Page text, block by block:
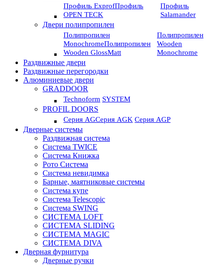
Профиль ExprofПрофиль
OPEN TECK
Профиль
Salamander
Двери полипропилен
Полипропилен
MonochromeПолипропилен
Wooden GlossMatt
Полипропилен
Wooden
Monochrome
Раздвижные двери
Раздвижные перегородки
Алюминиевые двери
GRADDOOR
Technoform SYSTEM
PROFIL DOORS
Серия AGСерия AGK Серия AGP
Дверные системы
Раздвижная система
Система TWICE
Система Книжка
Рото Система
Система невидимка
Барные, маятниковые системы
Система купе
Система Telescopic
Система SWING
СИСТЕМА LOFT
СИСТЕМА SLIDING
СИСТЕМА MAGIC
СИСТЕМА DIVA
Дверная фурнитура
Дверные ручки